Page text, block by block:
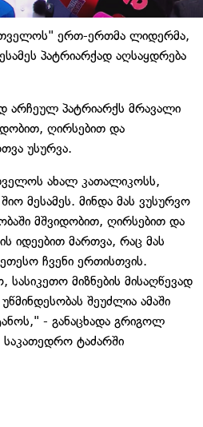
ერთ-ერთმა ლიდერმა,
პატრიარქად აღსაყდრება
არჩეულ პატრიარქს მრავალი
ღირსებით და
უსურვა.
ახალ კათალიკოსს,
მესამეს. მინდა მას ვუსურვო
მშვიდობით, ღირსებით და
იდეებით მართვა, რაც მას
ჩვენი ერთისთვის.
მიზნების მისაღწევად
შეუძლია ამაში
- განაცხადა გრიგოლ
ტაძარში